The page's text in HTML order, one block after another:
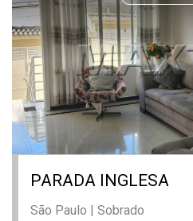
PARADA INGLESA
São Paulo | Sobrado